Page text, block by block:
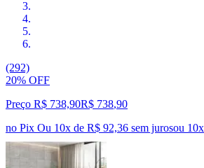
(292)
20% OFF
Preço R$ 738,90R$ 738,90
no Pix Ou 10x de R$ 92,36 sem jurosou 10